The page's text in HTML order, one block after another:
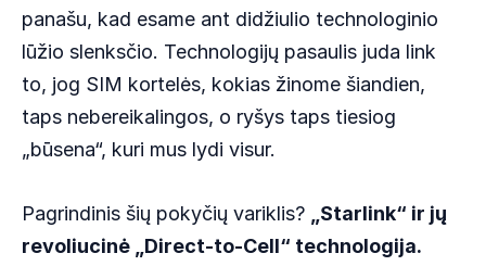
panašu, kad esame ant didžiulio technologinio
lūžio slenksčio. Technologijų pasaulis juda link
to, jog SIM kortelės, kokias žinome šiandien,
taps nebereikalingos, o ryšys taps tiesiog
„būsena“, kuri mus lydi visur.
Pagrindinis šių pokyčių variklis?
„Starlink“ ir jų
revoliucinė „Direct-to-Cell“ technologija.